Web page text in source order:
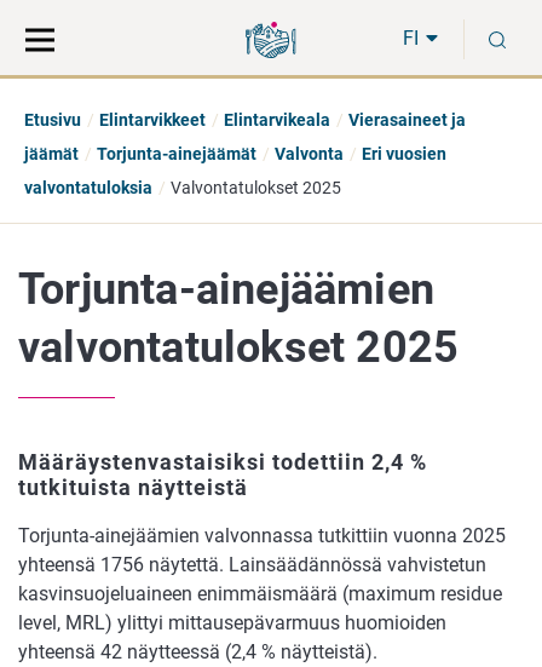
suoraan
sisältöön
koko
sivuston
FI
Etusivu Elintarvikkeet Elintarvikeala
Vierasaineet ja
jäämät
Torjunta-ainejäämät Valvonta
Eri vuosien
valvontatuloksia
Valvontatulokset 2025
Torjunta-ainejäämien
valvontatulokset 2025
Määräystenvastaisiksi todettiin 2,4 %
tutkituista näytteistä
Torjunta-ainejäämien valvonnassa tutkittiin vuonna 2025
yhteensä 1756 näytettä. Lainsäädännössä vahvistetun
kasvinsuojeluaineen enimmäismäärä (maximum residue
level, MRL) ylittyi mittausepävarmuus huomioiden
yhteensä 42 näytteessä (2,4 % näytteistä).